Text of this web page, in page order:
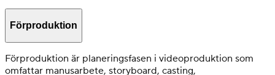
Förproduktion
Förproduktion är planeringsfasen i videoproduktion som
omfattar manusarbete, storyboard, casting,